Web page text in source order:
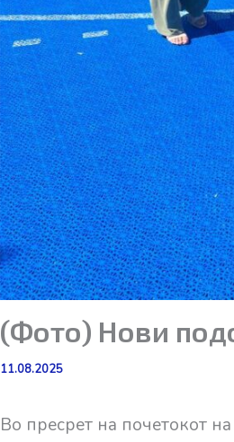
(Фото) Нови
11.08.2025
Во пресрет на почетокот